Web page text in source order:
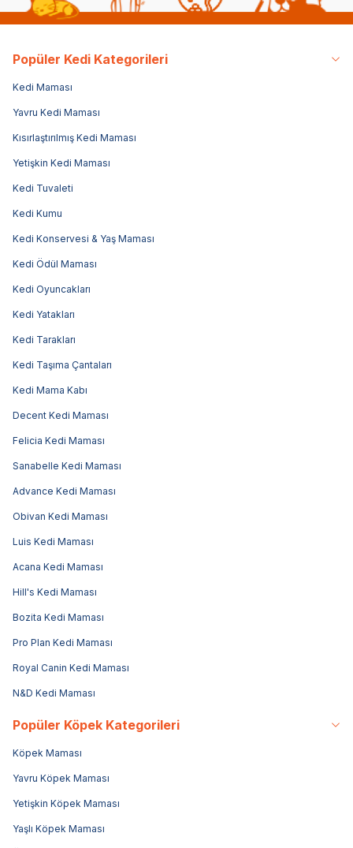
Popüler Kedi Kategorileri
Kedi Maması
Yavru Kedi Maması
Kısırlaştırılmış Kedi Maması
Yetişkin Kedi Maması
Kedi Tuvaleti
Kedi Kumu
Kedi Konservesi & Yaş Maması
Kedi Ödül Maması
Kedi Oyuncakları
Kedi Yatakları
Kedi Tarakları
Kedi Taşıma Çantaları
Kedi Mama Kabı
Decent Kedi Maması
Felicia Kedi Maması
Sanabelle Kedi Maması
Advance Kedi Maması
Obivan Kedi Maması
Luis Kedi Maması
Acana Kedi Maması
Hill's Kedi Maması
Bozita Kedi Maması
Pro Plan Kedi Maması
Royal Canin Kedi Maması
N&D Kedi Maması
Popüler Köpek Kategorileri
Köpek Maması
Yavru Köpek Maması
Yetişkin Köpek Maması
Yaşlı Köpek Maması